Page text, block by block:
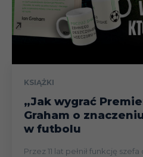
KSIĄŻKI
„Jak wygrać
Graham o
w futbolu
Przez 11 lat pełnił funkcję